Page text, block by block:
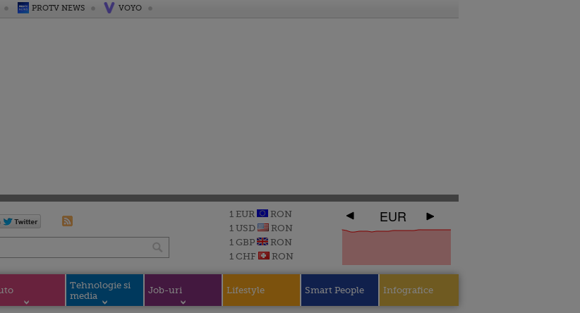
PROTV NEWS VOYO
1 EUR
RON
1 USD
RON
1 GBP
RON
1 CHF
RON
EUR
Tehnologie si
media
Job-uri Lifestyle Smart People Infografice